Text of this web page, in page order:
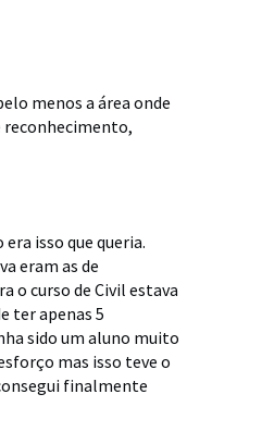
menos a área onde
reconhecimento,
isso que queria.
eram as de
o curso de Civil estava
ter apenas 5
sido um aluno muito
mas isso teve o
finalmente